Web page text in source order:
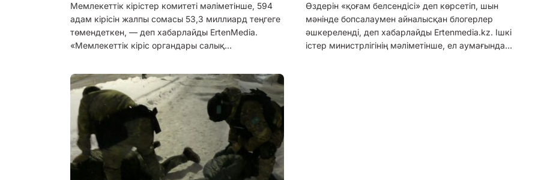
Мемлекеттік кірістер комитеті мәліметінше, 594
адам кірісін жалпы сомасы 53,3 миллиард теңгеге
төмендеткен, — деп хабарлайды ErtenMedia.
«Мемлекеттік кіріс органдары салық…
Өздерін «қоғам белсендісі» деп көрсетіп, шын
мәнінде бопсалаумен айналысқан блогерлер
әшкереленді, деп хабарлайды Ertenmedia.kz. Ішкі
істер министрлігінің мәліметінше, ел аумағында…